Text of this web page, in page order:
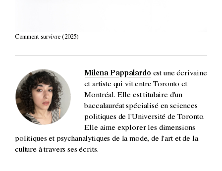
Comment survivre (2025)
Milena Pappalardo est une écrivaine
et artiste qui vit entre Toronto et
Montréal. Elle est titulaire d'un
baccalauréat spécialisé en sciences
politiques de l'Université de Toronto.
Elle aime explorer les dimensions
politiques et psychanalytiques de la mode, de l'art et de la
culture à travers ses écrits.